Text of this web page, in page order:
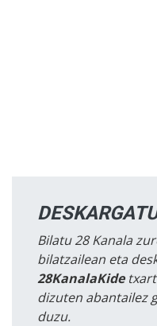
Bilatu 28 Kanala
bilatzailean eta
28KanalaKide
dizuten abantailez
duzu.